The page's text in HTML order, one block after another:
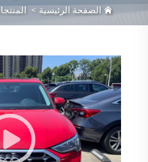
الصفحة الرئيسية >